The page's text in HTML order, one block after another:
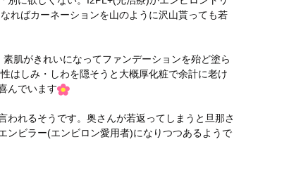
ればカーネーションを山のように沢山貰っても若
肌がきれいになってファンデーションを殆ど塗ら
はしみ・しわを隠そうと大概厚化粧で余計に老け
んでいます
われるそうです。奥さんが若返ってしまうと旦那さ
ンビラー(エンビロン愛用者)になりつつあるようで